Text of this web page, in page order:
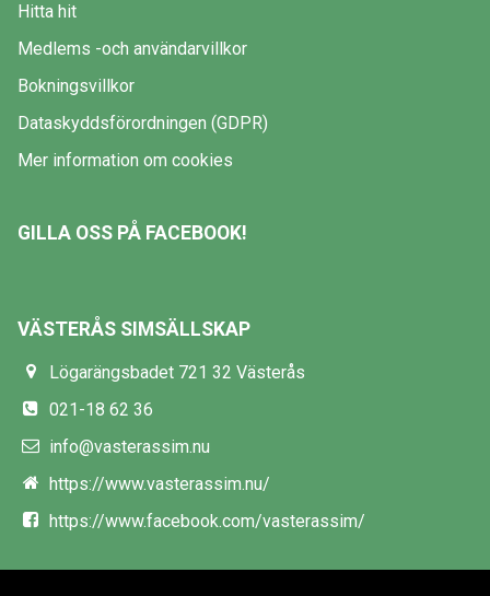
Hitta hit
Medlems -och användarvillkor
Bokningsvillkor
Dataskyddsförordningen (GDPR)
Mer information om cookies
GILLA OSS PÅ FACEBOOK!
VÄSTERÅS SIMSÄLLSKAP
Lögarängsbadet 721 32 Västerås
021-18 62 36
info@vasterassim.nu
https://www.vasterassim.nu/
https://www.facebook.com/vasterassim/